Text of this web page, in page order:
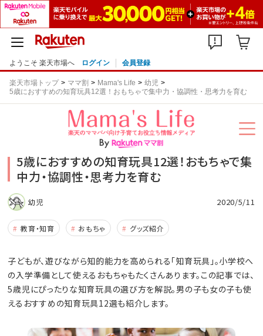
ようこそ 楽天市場へ ログイン 会員登録
楽天市場トップ ママ割 Mama's Life
幼児
5歳におすすめの知育玩具12選！おもちゃで集中力・協調性・思考力を育む
5歳におすすめの知育玩具12選！おもちゃで集
中力・協調性・思考力を育む
幼児 2020/5/11
教育・知育 おもちゃ グッズ紹介
子どもが、遊びながら知的能力を高められる「知育玩具」。小学校へ
の入学準備として使えるおもちゃもたくさんあります。この記事では、
5歳児にぴったりな知育玩具の選び方を解説。男の子も女の子も使
えるおすすめの知育玩具12選も紹介します。